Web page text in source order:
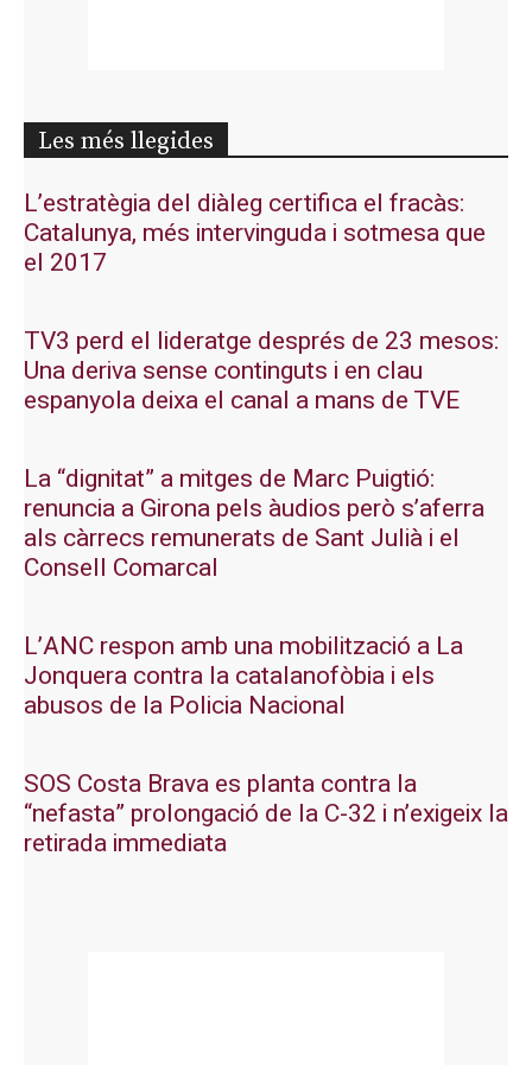
Les més llegides
L’estratègia del diàleg certifica el fracàs:
Catalunya, més intervinguda i sotmesa que
el 2017
TV3 perd el lideratge després de 23 mesos:
Una deriva sense continguts i en clau
espanyola deixa el canal a mans de TVE
La “dignitat” a mitges de Marc Puigtió:
renuncia a Girona pels àudios però s’aferra
als càrrecs remunerats de Sant Julià i el
Consell Comarcal
L’ANC respon amb una mobilització a La
Jonquera contra la catalanofòbia i els
abusos de la Policia Nacional
SOS Costa Brava es planta contra la
“nefasta” prolongació de la C-32 i n’exigeix la
retirada immediata